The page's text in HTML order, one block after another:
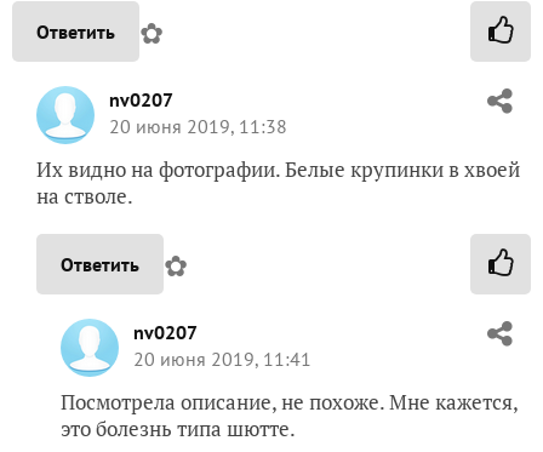
Ответить ✿
nv0207
20 июня 2019, 11:38
Их видно на фотографии. Белые крупинки в хвоей
на стволе.
Ответить ✿
nv0207
20 июня 2019, 11:41
Посмотрела описание, не похоже. Мне кажется,
это болезнь типа шютте.